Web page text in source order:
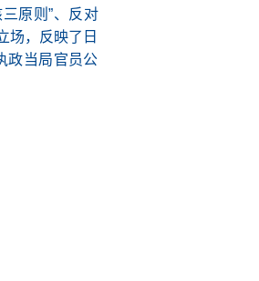
原则”、反对
场，反映了日
政当局官员公